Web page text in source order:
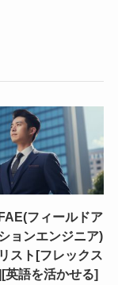
フィールドア
ョンエンジニア)
スト[フレックス
英語を活かせる]